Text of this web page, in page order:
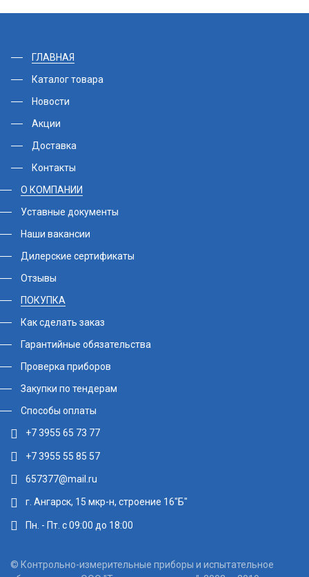
ГЛАВНАЯ
Каталог товара
Новости
Акции
Доставка
Контакты
О КОМПАНИИ
Уставные документы
Наши вакансии
Дилерские сертификаты
Отзывы
ПОКУПКА
Как сделать заказ
Гарантийные обязательства
Проверка приборов
Закупки по тендерам
Способы оплаты
+7 3955 65 73 77
+7 3955 55 85 57
657377@mail.ru
г. Ангарск, 15 мкр-н, строение 16"Б"
Пн. - Пт. с 09:00 до 18:00
© Контрольно-измерительные приборы и испытательное